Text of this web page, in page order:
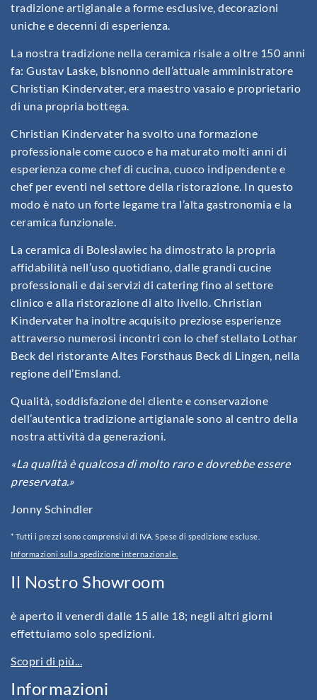
tradizione artigianale a forme esclusive, decorazioni
uniche e decenni di esperienza.
La nostra tradizione nella ceramica risale a oltre 150 anni
fa: Gustav Laske, bisnonno dell’attuale amministratore
Christian Kindervater, era maestro vasaio e proprietario
di una propria bottega.
Christian Kindervater ha svolto una formazione
professionale come cuoco e ha maturato molti anni di
esperienza come chef di cucina, cuoco indipendente e
chef per eventi nel settore della ristorazione. In questo
modo è nato un forte legame tra l’alta gastronomia e la
ceramica funzionale.
La ceramica di Bolesławiec ha dimostrato la propria
affidabilità nell’uso quotidiano, dalle grandi cucine
professionali e dai servizi di catering fino al settore
clinico e alla ristorazione di alto livello. Christian
Kindervater ha inoltre acquisito preziose esperienze
attraverso numerosi incontri con lo chef stellato Lothar
Beck del ristorante Altes Forsthaus Beck di Lingen, nella
regione dell’Emsland.
Qualità, soddisfazione del cliente e conservazione
dell’autentica tradizione artigianale sono al centro della
nostra attività da generazioni.
«La qualità è qualcosa di molto raro e dovrebbe essere
preservata.»
Jonny Schindler
* Tutti i prezzi sono comprensivi di IVA. Spese di spedizione escluse.
Informazioni sulla spedizione internazionale.
Il Nostro Showroom
è aperto il venerdì dalle 15 alle 18; negli altri giorni
effettuiamo solo spedizioni.
Scopri di più...
Informazioni